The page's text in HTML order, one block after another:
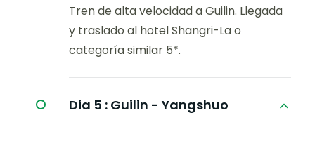
Tren de alta velocidad a Guilin. Llegada
y traslado al hotel Shangri-La o
categoría similar 5*.
Dia 5 : Guilin - Yangshuo